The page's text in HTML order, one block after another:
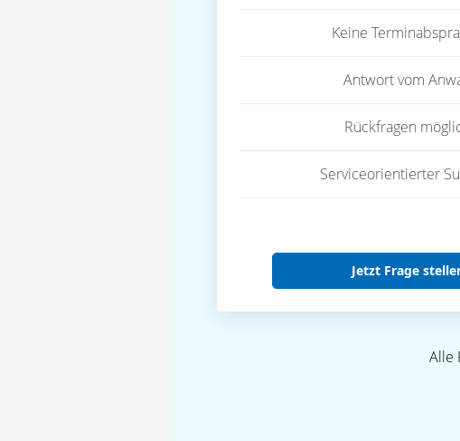
Keine
Antwort vom
Rückfragen
Serviceorientierter
Jetzt Frage
Alle